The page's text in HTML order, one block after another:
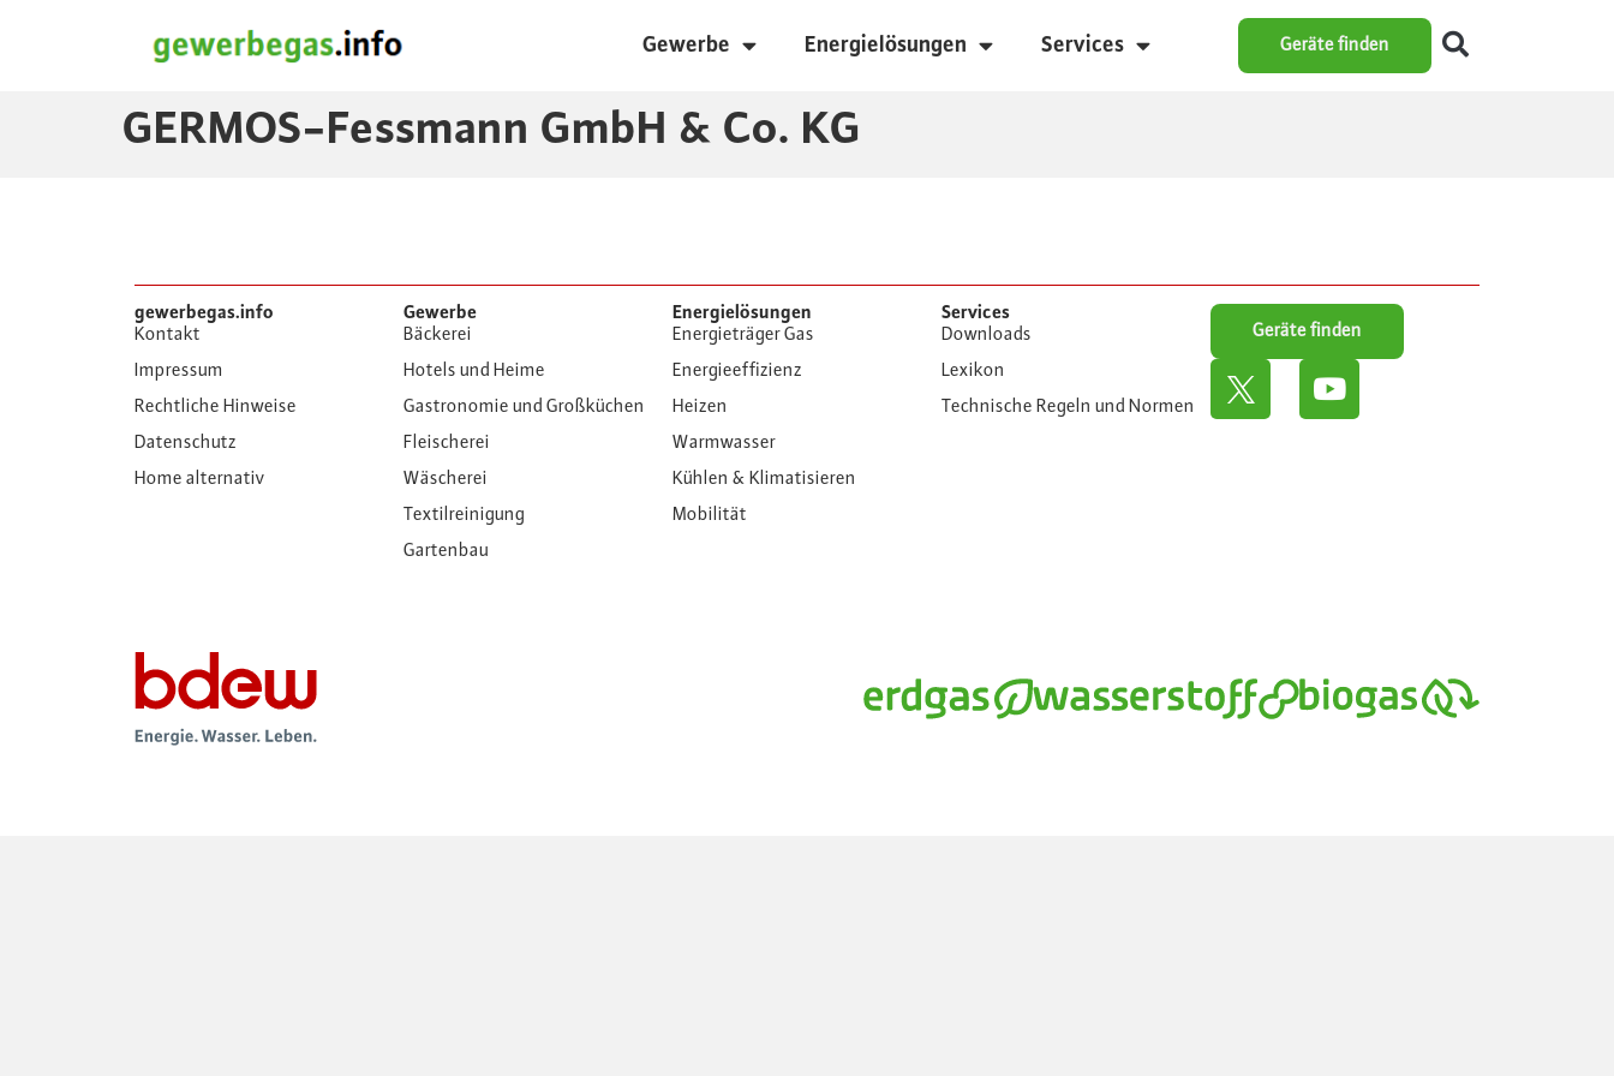
Gewerbe Energielösungen Services Geräte finden
GERMOS-Fessmann GmbH & Co. KG
gewerbegas.info
Kontakt
Impressum
Rechtliche Hinweise
Datenschutz
Home alternativ
Gewerbe
Bäckerei
Hotels und Heime
Gastronomie und Großküchen
Fleischerei
Wäscherei
Textilreinigung
Gartenbau
Energielösungen
Energieträger Gas
Energieeffizienz
Heizen
Warmwasser
Kühlen & Klimatisieren
Mobilität
Services
Downloads
Lexikon
Technische Regeln und Normen
Geräte finden